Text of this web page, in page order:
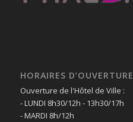
HORAIRES D’OUVERTURE
Ouverture de l'Hôtel de Ville :
- LUNDI 8h30/12h - 13h30/17h
- MARDI 8h/12h